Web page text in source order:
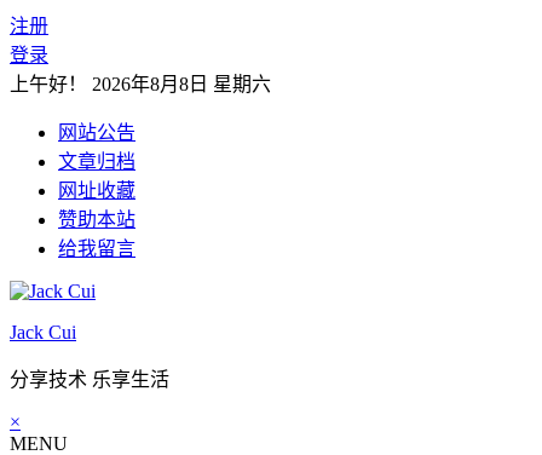
注册
登录
上午好！ 2026年8月8日 星期六
网站公告
文章归档
网址收藏
赞助本站
给我留言
Jack Cui
分享技术 乐享生活
×
MENU